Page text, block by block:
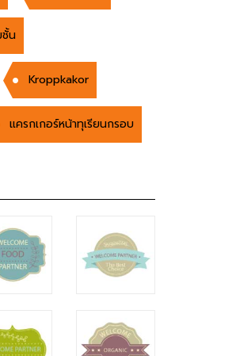
น
Kroppkakor
แครกเกอร์หน้าทุเรียนกรอบ